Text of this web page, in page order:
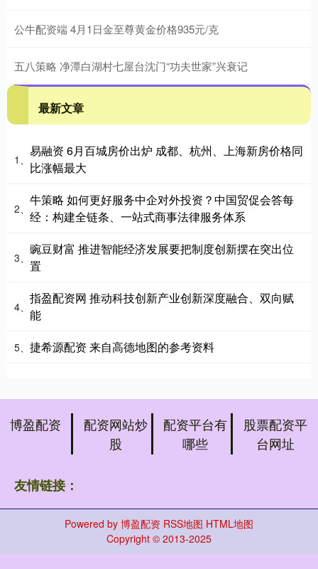
公牛配资端 4月1日金至尊黄金价格935元/克
五八策略 净潭白湖村七屋台沈门“功夫世家”兴衰记
最新文章
1、
易融资 6月百城房价出炉 成都、杭州、上海新房价格同
比涨幅最大
2、
牛策略 如何更好服务中企对外投资？中国贸促会答每
经：构建全链条、一站式商事法律服务体系
3、
豌豆财富 推进智能经济发展要把制度创新摆在突出位
置
4、
指盈配资网 推动科技创新产业创新深度融合、双向赋
能
5、 捷希源配资 来自高德地图的参考资料
博盈配资
配资网站炒
股
配资平台有
哪些
股票配资平
台网址
友情链接：
Powered by 博盈配资 RSS地图 HTML地图
Copyright © 2013-2025